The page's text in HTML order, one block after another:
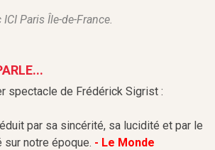
Paris Île-de-France.
spectacle de Frédérick Sigrist :
par sa sincérité, sa lucidité et par le
notre époque. - Le Monde